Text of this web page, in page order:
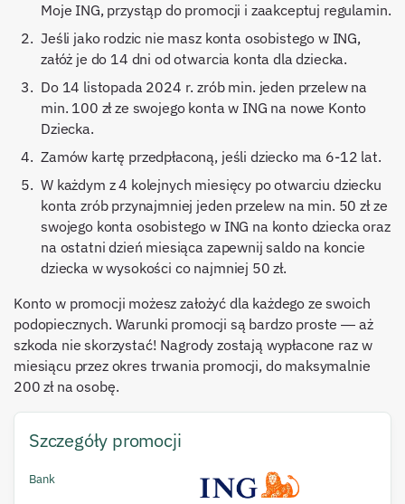
Moje ING, przystąp do promocji i zaakceptuj regulamin.
Jeśli jako rodzic nie masz konta osobistego w ING,
załóż je do 14 dni od otwarcia konta dla dziecka.
Do 14 listopada 2024 r. zrób min. jeden przelew na
min. 100 zł ze swojego konta w ING na nowe Konto
Dziecka.
Zamów kartę przedpłaconą, jeśli dziecko ma 6-12 lat.
W każdym z 4 kolejnych miesięcy po otwarciu dziecku
konta zrób przynajmniej jeden przelew na min. 50 zł ze
swojego konta osobistego w ING na konto dziecka oraz
na ostatni dzień miesiąca zapewnij saldo na koncie
dziecka w wysokości co najmniej 50 zł.
Konto w promocji możesz założyć dla każdego ze swoich
podopiecznych. Warunki promocji są bardzo proste — aż
szkoda nie skorzystać! Nagrody zostają wypłacone raz w
miesiącu przez okres trwania promocji, do maksymalnie
200 zł na osobę.
Szczegóły promocji
Bank